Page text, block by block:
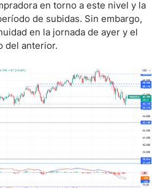
en torno a este nivel y la
de subidas. Sin embargo,
en la jornada de ayer y el
del anterior.